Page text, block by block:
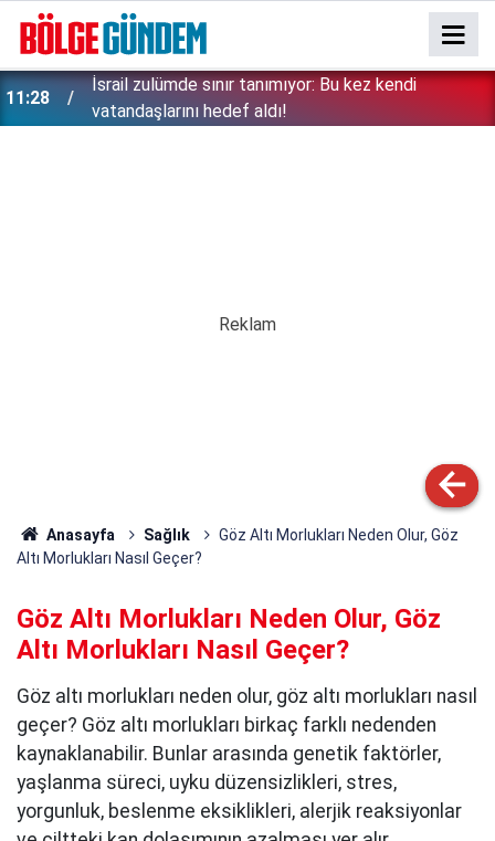
11:28
İsrail zulümde sınır tanımıyor: Bu kez kendi
vatandaşlarını hedef aldı!
Anasayfa Sağlık
Göz Altı Morlukları Neden Olur, Göz
Altı Morlukları Nasıl Geçer?
Göz Altı Morlukları Neden Olur, Göz
Altı Morlukları Nasıl Geçer?
Göz altı morlukları neden olur, göz altı morlukları nasıl
geçer? Göz altı morlukları birkaç farklı nedenden
kaynaklanabilir. Bunlar arasında genetik faktörler,
yaşlanma süreci, uyku düzensizlikleri, stres,
yorgunluk, beslenme eksiklikleri, alerjik reaksiyonlar